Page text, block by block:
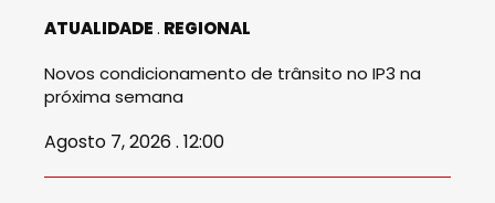
ATUALIDADE REGIONAL
Novos condicionamento de trânsito no IP3 na
próxima semana
Agosto 7, 2026 . 12:00